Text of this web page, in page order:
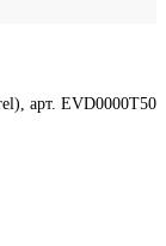
арт. EVD0000T50